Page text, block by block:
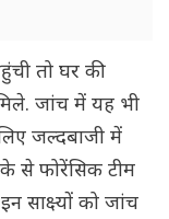
तो घर की
जांच में यह भी
जल्दबाजी में
से फोरेंसिक टीम
साक्ष्यों को जांच